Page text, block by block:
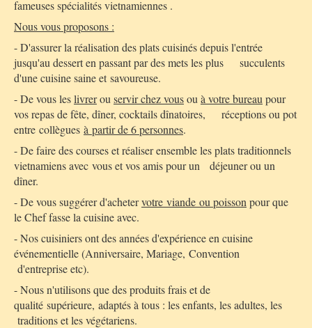
fameuses spécialités vietnamiennes .
Nous vous proposons :
- D'assurer la réalisation des plats cuisinés depuis l'entrée
jusqu'au dessert en passant par des mets les plus succulents
d'une cuisine saine et savoureuse.
- De vous leslivrerou servir chez vousou à votre bureau pour
vos repas de fête, dîner, cocktails dînatoires, réceptions ou pot
entre collègues à partir de 6 personnes.
- De faire des courses et réaliser ensemble les plats traditionnels
vietnamiens avec vous et vos amis pour un déjeuner ou un
dîner.
- De vous suggérer d'achetervotre viande ou poisson pour que
le Chef fasse la cuisine avec.
- Nos cuisiniers ont des années d'expérience en cuisine
événementielle (Anniversaire, Mariage, Convention
d'entreprise etc).
- Nous n'utilisons que des produits frais et de
qualité supérieure, adaptés à tous : les enfants, les adultes, les
traditions et les végétariens.